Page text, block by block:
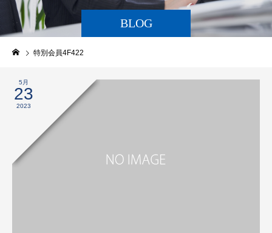
BLOG
特別会員4F422
5月
23
2023